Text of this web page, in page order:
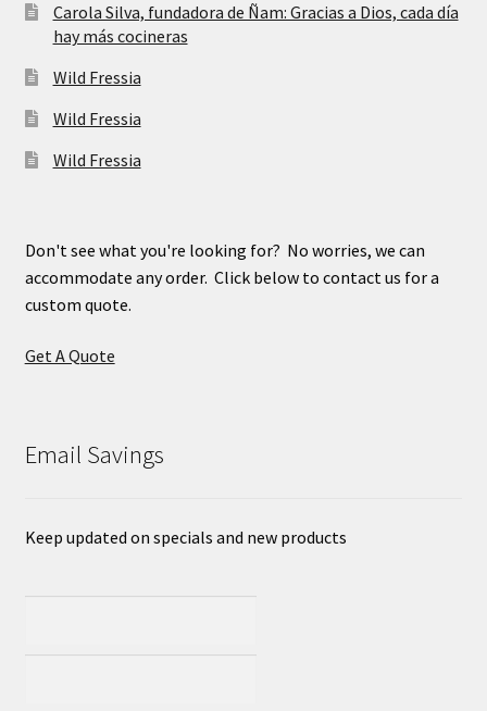
Carola Silva, fundadora de Ñam: Gracias a Dios, cada día
hay más cocineras
Wild Fressia
Wild Fressia
Wild Fressia
Don't see what you're looking for? No worries, we can
accommodate any order. Click below to contact us for a
custom quote.
Get A Quote
Email Savings
Keep updated on specials and new products